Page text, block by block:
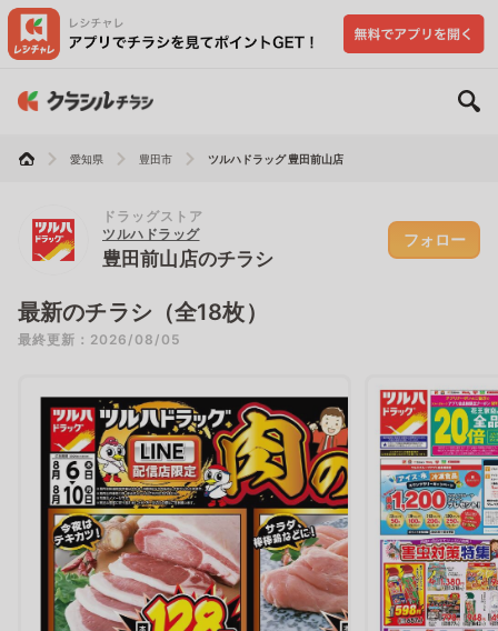
愛知県 豊田市 ツルハドラッグ 豊田前山店
ドラッグストア
ツルハドラッグ
豊田前山店のチラシ
フォロー
最新のチラシ（全18枚）
最終更新：2026/08/05